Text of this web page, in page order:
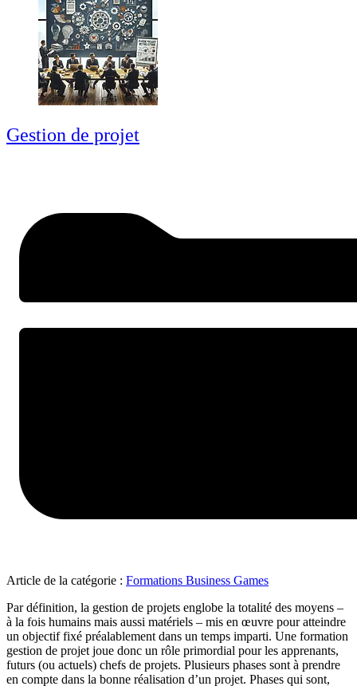
Gestion de projet
Article de la catégorie : Formations Business Games
Par définition, la gestion de projets englobe la totalité des moyens –
à la fois humains mais aussi matériels – mis en œuvre pour atteindre
un objectif fixé préalablement dans un temps imparti. Une formation
gestion de projet joue donc un rôle primordial pour les apprenants,
futurs (ou actuels) chefs de projets. Plusieurs phases sont à prendre
en compte dans la bonne réalisation d’un projet. Phases qui sont,